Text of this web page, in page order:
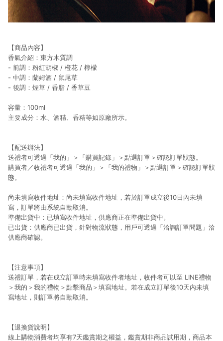
【商品內容】
香氣介紹：東方木質調
- 前調：粉紅胡椒 / 橙花 / 檸檬
- 中調：蘭姆酒 / 鼠尾草
- 後調：煙草 / 香脂 / 香草豆
容量：100ml
主要成分：水、酒精、香精等如原廠所示。
【配送辦法】
送禮者可透過「我的」＞「購買記錄」＞點選訂單＞確認訂單狀態。
購買者／收禮者可透過「我的」＞「我的禮物」＞點選訂單＞確認訂單狀
態。
尚未填寫收件地址：尚未填寫收件地址，若於訂單成立後10日內未填
寫，訂單將由系統自動取消。
準備出貨中：已填寫收件地址，供應商正在準備出貨中。
已出貨：供應商已出貨，針對物流狀態，用戶可透過「洽詢訂單問題」洽
供應商確認。
【注意事項】
送禮訂單，若在成立訂單時未填寫收件者地址，收件者可以至 LINE禮物
＞我的＞我的禮物＞點擊商品＞填寫地址。若在成立訂單後10天內未填
寫地址，則訂單將自動取消。
【退換貨說明】
線上購物消費者均享有7天鑑賞期之權益，鑑賞期非商品試用期，商品本